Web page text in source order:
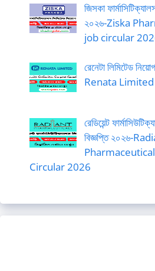
জিসকা
২০২৬-Ziska
job circular
রেনেটা লিমিটেড
Renata
রেডিয়েন্ট
বিজ্ঞপ্তি ২০২৬-
Circular 2026